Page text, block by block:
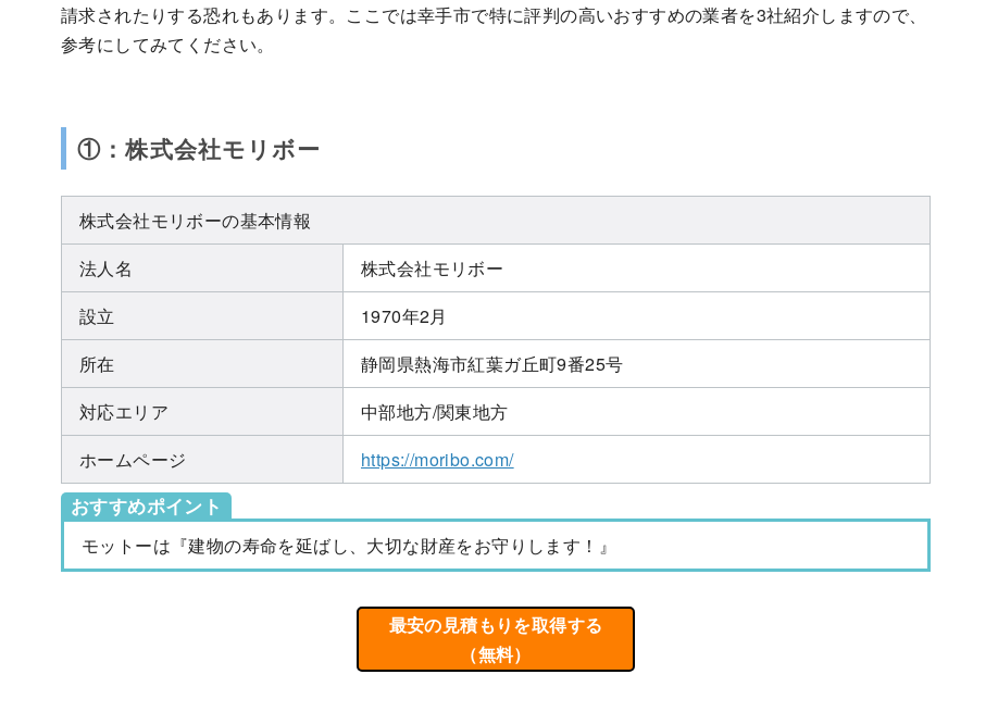
請求されたりする恐れもあります。ここでは幸手市で特に評判の高いおすすめの業者を3社紹介しますので、
参考にしてみてください。
①：株式会社モリボー
株式会社モリボーの基本情報
法人名
株式会社モリボー
設立
1970年2月
所在
静岡県熱海市紅葉ガ丘町9番25号
対応エリア
中部地方/関東地方
ホームページ
https://moribo.com/
おすすめポイント
モットーは『建物の寿命を延ばし、大切な財産をお守りします！』
最安の見積もりを取得する
（無料）